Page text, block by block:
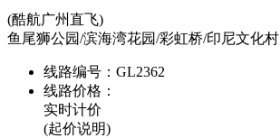
(酷航广州直飞)
鱼尾狮公园/滨海湾花园/彩虹桥/印尼文化村
线路编号： GL2362
线路价格：
实时计价
(起价说明)